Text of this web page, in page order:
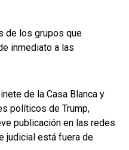
de los grupos que
inmediato a las
de la Casa Blanca y
políticos de Trump,
publicación en las redes
judicial está fuera de